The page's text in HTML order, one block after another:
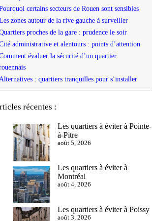
certains secteurs de Rouen sont sensibles
zones autour de la rive gauche à surveiller
proches de la gare : prudence le soir
administrative et alentours : points d’attention
évaluer la sécurité d’un quartier
: quartiers tranquilles pour s’installer
récentes :
Les quartiers à éviter à Pointe-
à-Pitre
août 5, 2026
Les quartiers à éviter à
Montréal
août 4, 2026
Les quartiers à éviter à Poissy
août 3, 2026